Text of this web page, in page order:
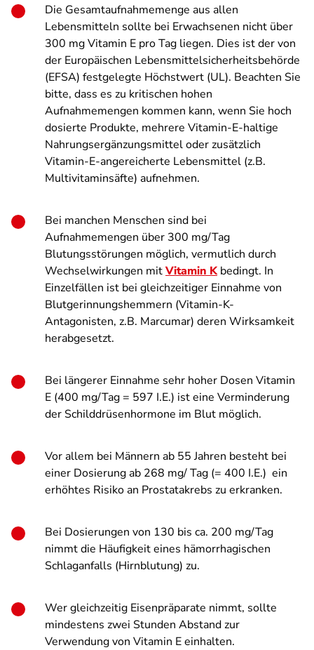
Die Gesamtaufnahmemenge aus allen
Lebensmitteln sollte bei Erwachsenen nicht über
300 mg Vitamin E pro Tag liegen. Dies ist der von
der Europäischen Lebensmittelsicherheitsbehörde
(EFSA) festgelegte Höchstwert (UL). Beachten Sie
bitte, dass es zu kritischen hohen
Aufnahmemengen kommen kann, wenn Sie hoch
dosierte Produkte, mehrere Vitamin-E-haltige
Nahrungsergänzungsmittel oder zusätzlich
Vitamin-E-angereicherte Lebensmittel (z.B.
Multivitaminsäfte) aufnehmen.
Bei manchen Menschen sind bei
Aufnahmemengen über 300 mg/Tag
Blutungsstörungen möglich, vermutlich durch
Wechselwirkungen mitVitamin Kbedingt. In
Einzelfällen ist bei gleichzeitiger Einnahme von
Blutgerinnungshemmern (Vitamin-K-
Antagonisten, z.B. Marcumar) deren Wirksamkeit
herabgesetzt.
Bei längerer Einnahme sehr hoher Dosen Vitamin
E (400 mg/Tag = 597 I.E.) ist eine Verminderung
der Schilddrüsenhormone im Blut möglich.
Vor allem bei Männern ab 55 Jahren besteht bei
einer Dosierung ab 268 mg/ Tag (= 400 I.E.) ein
erhöhtes Risiko an Prostatakrebs zu erkranken.
Bei Dosierungen von 130 bis ca. 200 mg/Tag
nimmt die Häufigkeit eines hämorrhagischen
Schlaganfalls (Hirnblutung) zu.
Wer gleichzeitig Eisenpräparate nimmt, sollte
mindestens zwei Stunden Abstand zur
Verwendung von Vitamin E einhalten.